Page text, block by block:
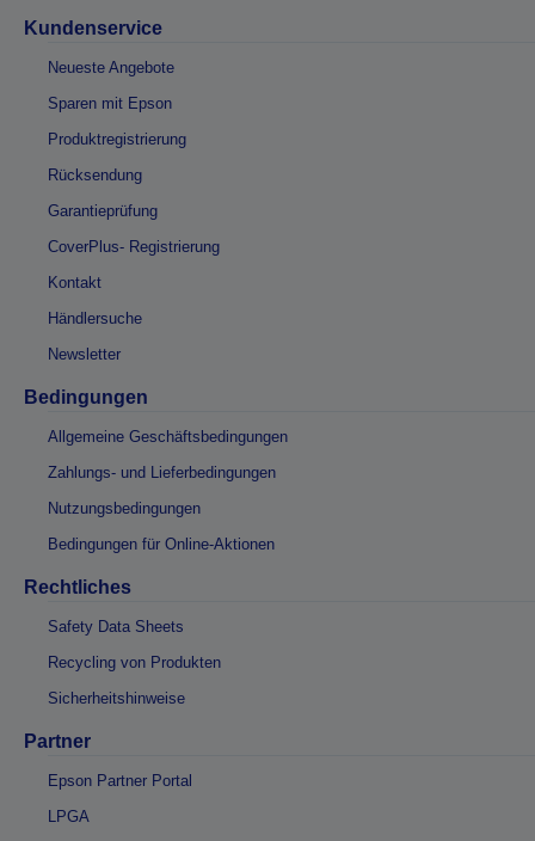
Kundenservice
Neueste Angebote
Sparen mit Epson
Produktregistrierung
Rücksendung
Garantieprüfung
CoverPlus- Registrierung
Kontakt
Händlersuche
Newsletter
Bedingungen
Allgemeine Geschäftsbedingungen
Zahlungs- und Lieferbedingungen
Nutzungsbedingungen
Bedingungen für Online-Aktionen
Rechtliches
Safety Data Sheets
Recycling von Produkten
Sicherheitshinweise
Partner
Epson Partner Portal
LPGA